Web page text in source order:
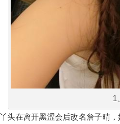
1
丫头在离开黑涩会后改名詹子晴